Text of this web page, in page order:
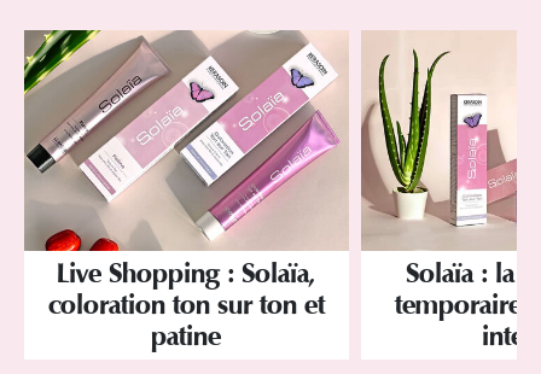
Live Shopping : Solaïa,
coloration ton sur ton et
patine
Solaïa : la
temporaire